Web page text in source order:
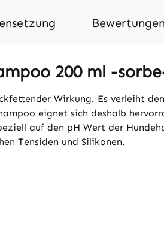
200 ml -
Wirkung. Es verleiht
eignet sich deshalb
auf den pH Wert der
Tensiden und Silikonen.